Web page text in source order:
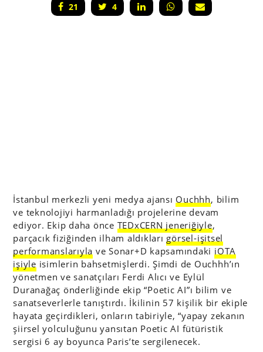
21 4
İstanbul merkezli yeni medya ajansı Ouchhh, bilim
ve teknolojiyi harmanladığı projelerine devam
ediyor. Ekip daha önce TEDxCERN jeneriğiyle,
parçacık fiziğinden ilham aldıkları görsel-işitsel
performanslarıyla ve Sonar+D kapsamındaki iOTA
işiyle isimlerin bahsetmişlerdi. Şimdi de Ouchhh’ın
yönetmen ve sanatçıları Ferdi Alıcı ve Eylül
Duranağaç önderliğinde ekip “Poetic AI”ı bilim ve
sanatseverlerle tanıştırdı. İkilinin 57 kişilik bir ekiple
hayata geçirdikleri, onların tabiriyle, “yapay zekanın
şiirsel yolculuğunu yansıtan Poetic AI fütüristik
sergisi 6 ay boyunca Paris’te sergilenecek.